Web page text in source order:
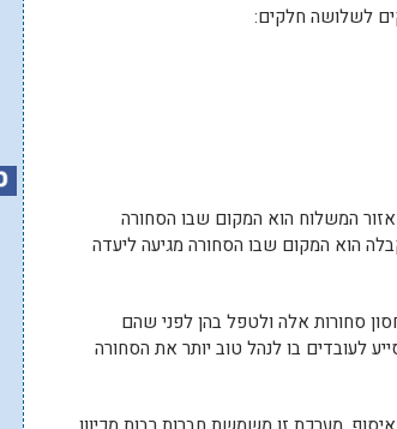
לשלושה חלקים:
אזור המשלוח הוא המקום שבו הסחורה
הוא המקום שבו הסחורה מגיעה ליעדה
סחורות אלה ולטפל בהן לפני שהם
לעובדים בו לנהל טוב יותר את הסחורה